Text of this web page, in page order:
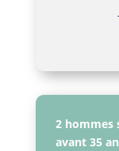
2 hommes
avant 35